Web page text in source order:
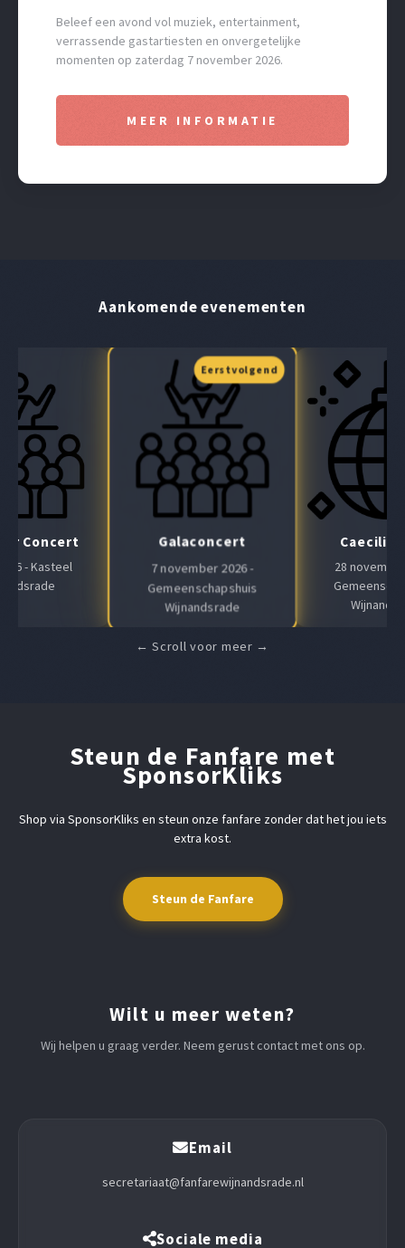
Beleef een avond vol muziek, entertainment,
verrassende gastartiesten en onvergetelijke
momenten op zaterdag 7 november 2026.
MEER INFORMATIE
Aankomende evenementen
Concert
- Kasteel
Galaconcert
7 november 2026 -
Gemeenschapshuis
Wijnandsrade
28
Steun de Fanfare met
SponsorKliks
Shop via SponsorKliks en steun onze fanfare zonder dat het jou iets
extra kost.
Steun de Fanfare
Wilt u meer weten?
Wij helpen u graag verder. Neem gerust contact met ons op.
Email
secretariaat@fanfarewijnandsrade.nl
Sociale media